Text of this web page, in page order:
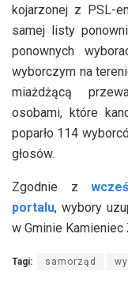
kojarzonej z PSL-
samej listy
ponownych
wyborczym na
miażdżącą
osobami, które
poparło 114
głosów.
Zgodnie z
portalu, wybory
w Gminie
Tagi: samorząd